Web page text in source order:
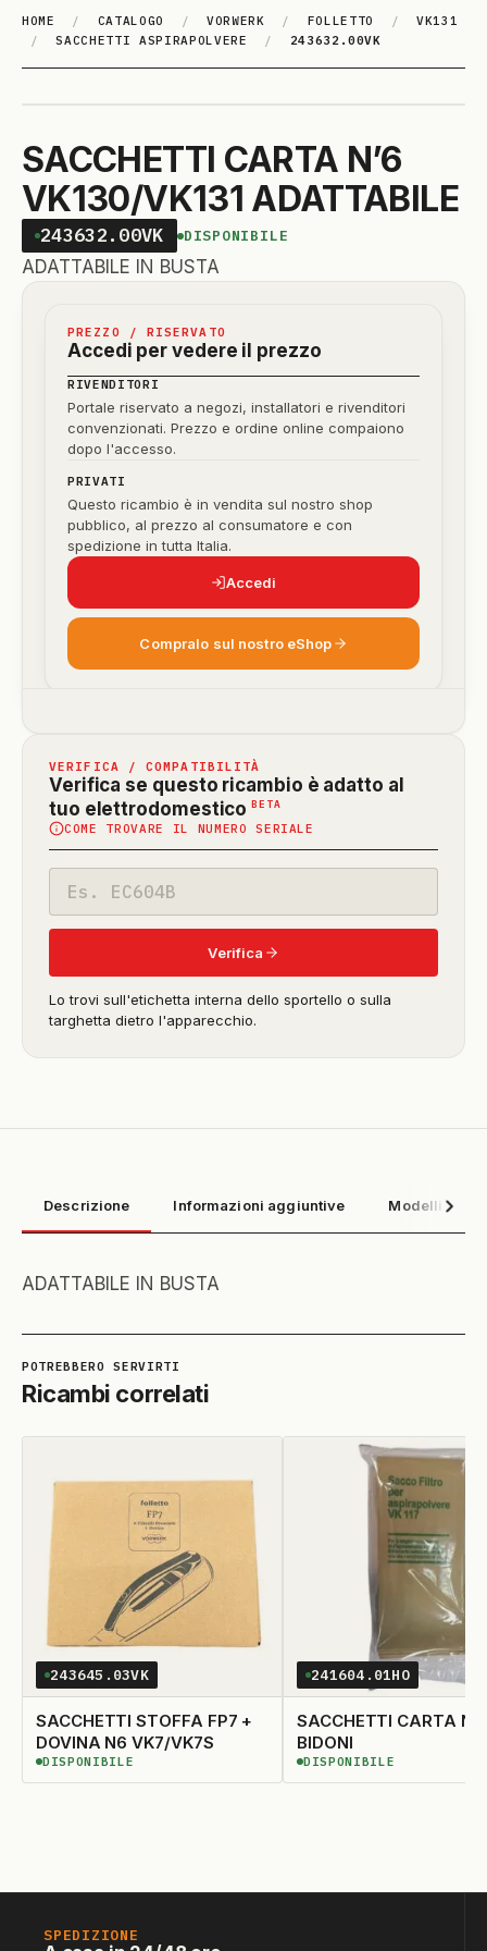
HOME / CATALOGO / VORWERK / FOLLETTO /
VK131
/
SACCHETTI ASPIRAPOLVERE / 243632.00VK
SACCHETTI CARTA N’6
VK130/VK131 ADATTABILE
243632.00VK DISPONIBILE
ADATTABILE IN BUSTA
PREZZO / RISERVATO
Accedi per vedere il prezzo
RIVENDITORI
Portale riservato a negozi, installatori e rivenditori
convenzionati. Prezzo e ordine online compaiono
dopo l'accesso.
PRIVATI
Questo ricambio è in vendita sul nostro shop
pubblico, al prezzo al consumatore e con
spedizione in tutta Italia.
Accedi
Compralo sul nostro eShop
VERIFICA / COMPATIBILITÀ
Verifica se questo ricambio è adatto al
tuo elettrodomestico BETA
in
beta)
COME TROVARE IL NUMERO SERIALE
modello
Verifica
Lo trovi sull'etichetta interna dello sportello o sulla
targhetta dietro l'apparecchio.
Descrizione Informazioni aggiuntive Modelli
ADATTABILE IN BUSTA
Ricambi correlati
243645.03VK
SACCHETTI STOFFA FP7 +
DOVINA N6 VK7/VK7S
DISPONIBILE
DISPONIBILE
241604.01HO
SACCHETTI CARTA N'
BIDONI
DISPONIBILE
DISPONIBILE
SPEDIZIONE